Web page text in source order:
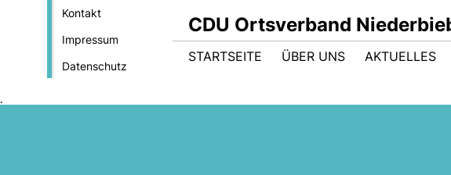
.
Kontakt
Impressum
Datenschutz
CDU Ortsverband
STARTSEITE ÜBER UNS AKTUELLES